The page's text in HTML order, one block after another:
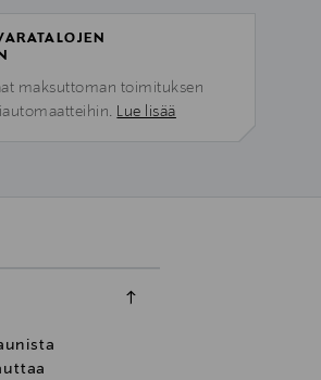
maksuttoman toimituksen
Lue lisää